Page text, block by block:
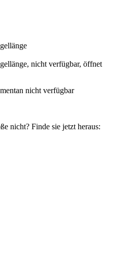
nicht verfügbar, öffnet
nicht verfügbar
nicht? Finde sie jetzt heraus: